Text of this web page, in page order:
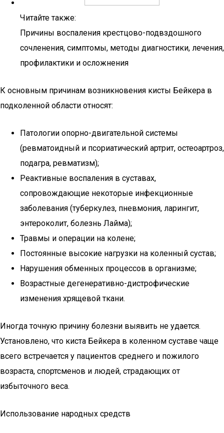
Читайте также:
Причины воспаления крестцово-подвздошного
сочленения, симптомы, методы диагностики, лечения,
профилактики и осложнения
К основным причинам возникновения кисты Бейкера в
подколенной области относят:
Патологии опорно-двигательной системы
(ревматоидный и псориатический артрит, остеоартроз,
подагра, ревматизм);
Реактивные воспаления в суставах,
сопровождающие некоторые инфекционные
заболевания (туберкулез, пневмония, ларингит,
энтероколит, болезнь Лайма);
Травмы и операции на колене;
Постоянные высокие нагрузки на коленный сустав;
Нарушения обменных процессов в организме;
Возрастные дегенеративно-дистрофические
изменения хрящевой ткани.
Иногда точную причину болезни выявить не удается.
Установлено, что киста Бейкера в коленном суставе чаще
всего встречается у пациентов среднего и пожилого
возраста, спортсменов и людей, страдающих от
избыточного веса.
Использование народных средств